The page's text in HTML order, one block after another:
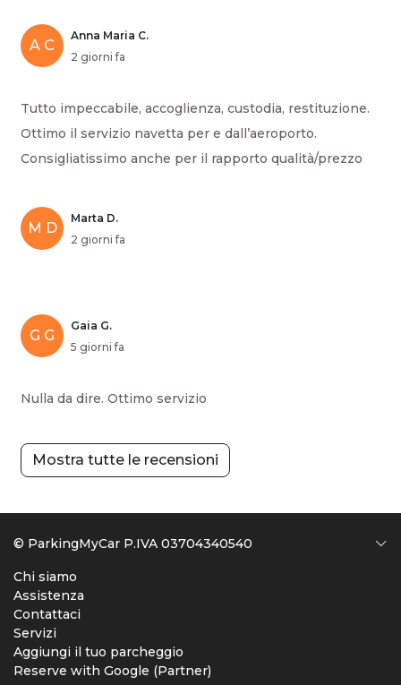
A C
Anna Maria C.
2 giorni fa
Tutto impeccabile, accoglienza, custodia, restituzione.
Ottimo il servizio navetta per e dall’aeroporto.
Consigliatissimo anche per il rapporto qualità/prezzo
M D
Marta D.
2 giorni fa
G G
Gaia G.
5 giorni fa
Nulla da dire. Ottimo servizio
Mostra tutte le recensioni
© ParkingMyCar P.IVA 03704340540
Chi siamo
Assistenza
Contattaci
Servizi
Aggiungi il tuo parcheggio
Reserve with Google (Partner)